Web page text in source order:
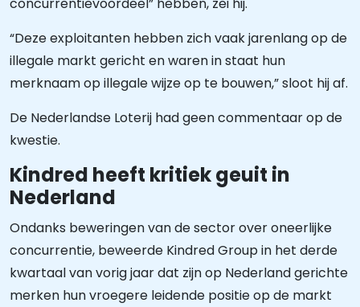
“Deze exploitanten hebben zich vaak jarenlang op de
illegale markt gericht en waren in staat hun
merknaam op illegale wijze op te bouwen,” sloot hij af.
De Nederlandse Loterij had geen commentaar op de
kwestie.
Kindred heeft kritiek geuit in
Nederland
Ondanks beweringen van de sector over oneerlijke
concurrentie, beweerde Kindred Group in het derde
kwartaal van vorig jaar dat zijn op Nederland gerichte
merken hun vroegere leidende positie op de markt